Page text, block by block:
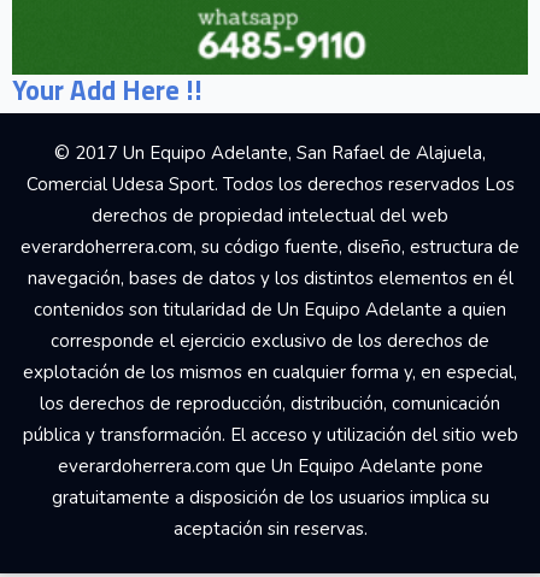
Your Add Here !!
© 2017 Un Equipo Adelante, San Rafael de Alajuela,
Comercial Udesa Sport. Todos los derechos reservados Los
derechos de propiedad intelectual del web
everardoherrera.com, su código fuente, diseño, estructura de
navegación, bases de datos y los distintos elementos en él
contenidos son titularidad de Un Equipo Adelante a quien
corresponde el ejercicio exclusivo de los derechos de
explotación de los mismos en cualquier forma y, en especial,
los derechos de reproducción, distribución, comunicación
pública y transformación. El acceso y utilización del sitio web
everardoherrera.com que Un Equipo Adelante pone
gratuitamente a disposición de los usuarios implica su
aceptación sin reservas.